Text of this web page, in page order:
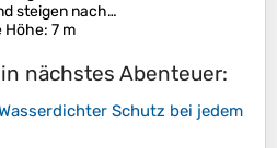
steigen nach…
Höhe: 7 m
nächstes Abenteuer:
Schutz bei jedem